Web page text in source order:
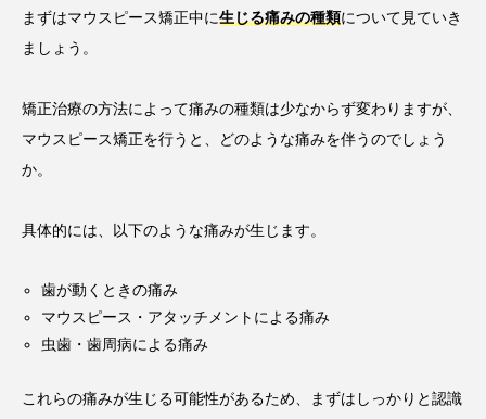
まずはマウスピース矯正中に生じる痛みの種類について見ていき
ましょう。
矯正治療の方法によって痛みの種類は少なからず変わりますが、
マウスピース矯正を行うと、どのような痛みを伴うのでしょう
か。
具体的には、以下のような痛みが生じます。
歯が動くときの痛み
マウスピース・アタッチメントによる痛み
虫歯・歯周病による痛み
これらの痛みが生じる可能性があるため、まずはしっかりと認識